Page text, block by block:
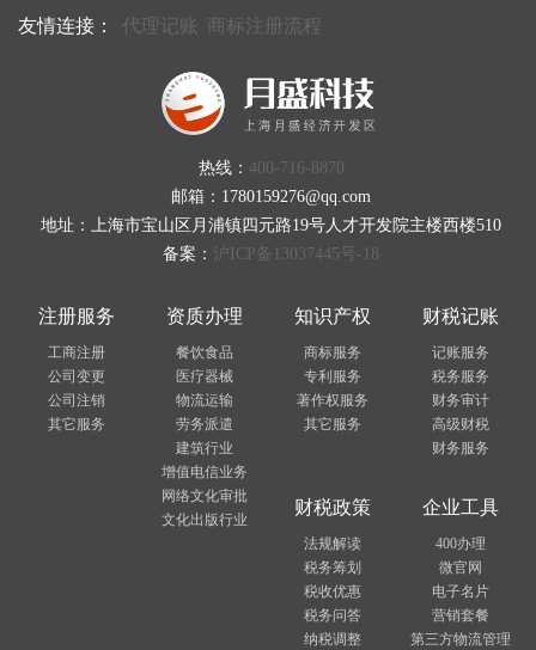
友情连接： 代理记账 商标注册流程
热线： 400-716-8870
邮箱：1780159276@qq.com
地址：上海市宝山区月浦镇四元路19号人才开发院主楼西楼510
备案： 沪ICP备13037445号-18
注册服务
工商注册
公司变更
公司注销
其它服务
资质办理
餐饮食品
医疗器械
物流运输
劳务派遣
建筑行业
增值电信业务
网络文化审批
文化出版行业
知识产权
商标服务
专利服务
著作权服务
其它服务
财税记账
记账服务
税务服务
财务审计
高级财税
财务服务
财税政策
法规解读
税务筹划
税收优惠
税务问答
纳税调整
企业工具
400办理
微官网
电子名片
营销套餐
第三方物流管理